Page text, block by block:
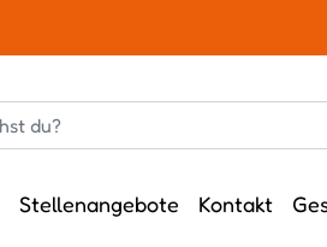
Stellenangebote Kontakt